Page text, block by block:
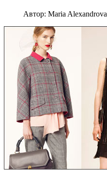
Автор: Maria Alexandrova